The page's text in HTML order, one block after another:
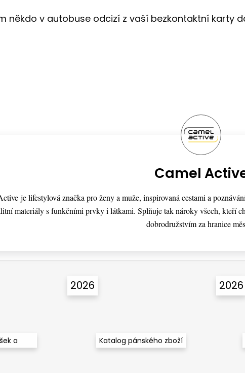
někdo v autobuse odcizí z vaší bezkontaktní karty
Camel
je lifestylová značka pro ženy a muže, inspirovaná cestami a
materiály s funkčními prvky i látkami. Splňuje tak nároky všech, kteří
dobrodružstvím za hranice
a
2026
Katalog pánského zboží
2026